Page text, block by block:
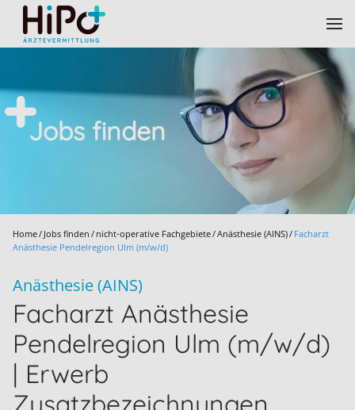
Skip to main content
Jobs finden
Home Jobs finden nicht-operative Fachgebiete Anästhesie (AINS) Facharzt
Anästhesie Pendelregion Ulm (m/w/d)
Anästhesie (AINS)
Facharzt Anästhesie
Pendelregion Ulm (m/w/d)
| Erwerb
Zusatzbezeichnungen